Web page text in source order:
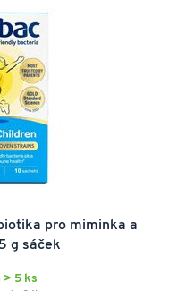
pro miminka a
g sáček
> 5 ks